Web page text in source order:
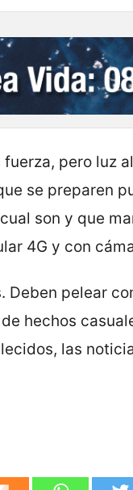
pero luz
se preparen
son y que
4G y con
Deben pelear
hechos
las